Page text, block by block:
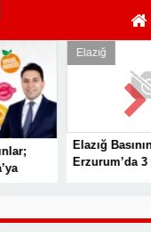
Elazığ Basınına
Erzurum’da 3 Ödül